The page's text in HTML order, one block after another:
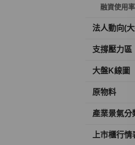
融資使用
法人動向(
支撐壓力區
大盤K線圖
原物料
產業景氣分
上市櫃行情